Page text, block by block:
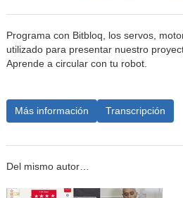
Programa con Bitbloq, los servos,
utilizado para presentar nuestro
Aprende a circular con tu robot.
Más información Transcripción
Del mismo autor…